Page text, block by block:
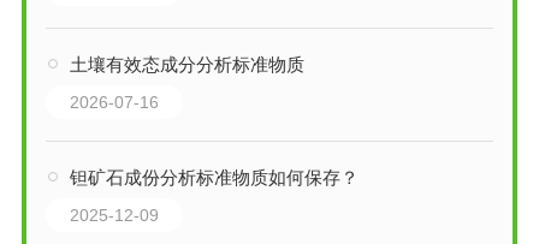
土壤有效态成分分析标准物质
2026-07-16
钽矿石成份分析标准物质如何保存？
2025-12-09